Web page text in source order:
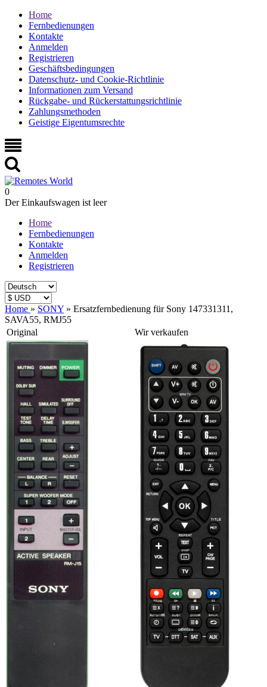
Home
Fernbedienungen
Kontakte
Anmelden
Registrieren
Geschäftsbedingungen
Datenschutz- und Cookie-Richtlinie
Informationen zum Versand
Rückgabe- und Rückerstattungsrichtlinie
Zahlungsmethoden
Geistige Eigentumsrechte
0
Der Einkaufswagen ist leer
Home
Fernbedienungen
Kontakte
Anmelden
Registrieren
Home » SONY » Ersatzfernbedienung für Sony 147331311,
SAVA55, RMJ55
Original
Wir verkaufen